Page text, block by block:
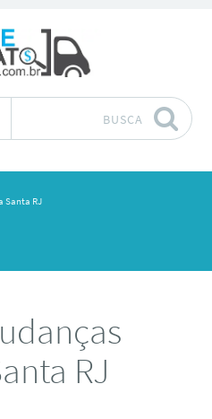
BUSCA
Santa RJ
RJ